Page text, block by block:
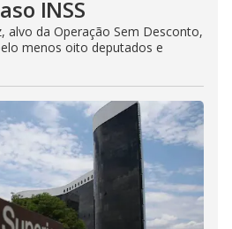
INSS
alvo da Operação Sem Desconto,
menos oito deputados e